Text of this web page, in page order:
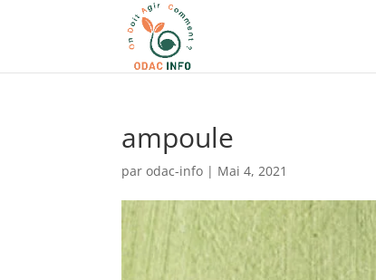
ampoule
parodac-info | Mai 4, 2021